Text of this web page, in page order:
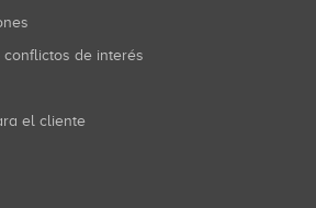
conflictos de interés
el cliente